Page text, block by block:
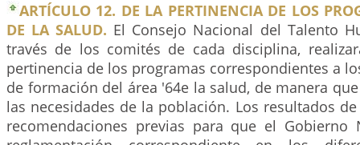
ARTÍCULO 12. DE LA PERTINENCIA DE LOS
DE LA SALUD. El Consejo Nacional del Talento
través de los comités de cada disciplina,
pertinencia de los programas correspondientes a
de formación del área '64e la salud, de manera
las necesidades de la población. Los resultados
recomendaciones previas para que el Gobierno